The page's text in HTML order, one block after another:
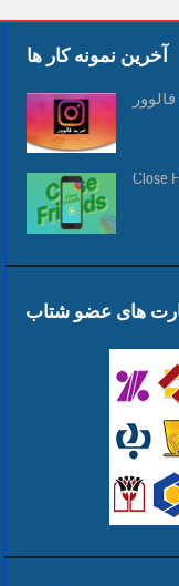
آخرین نمونه کار ها
های عضو شتاب